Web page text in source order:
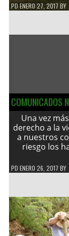
PDENERO 27, 2017 BY
COMUNICADOS
Una vez
derecho a la
a nuestros
riesgo los
PD ENERO 26, 2017 BY